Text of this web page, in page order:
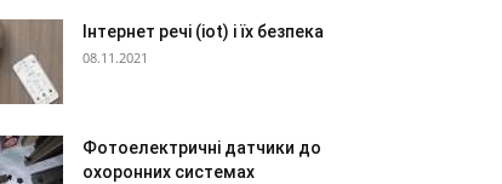
Інтернет речі (iot) і їх безпека
08.11.2021
Фотоелектричні датчики до
охоронних системах